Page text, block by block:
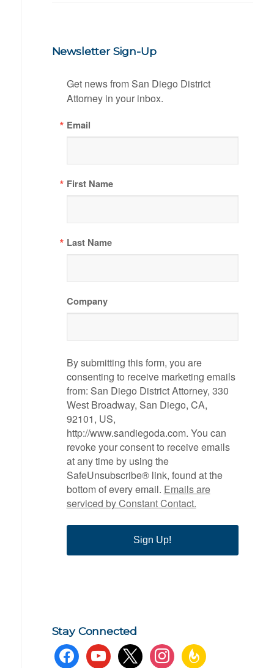
Newsletter Sign-Up
Get news from San Diego District
Attorney in your inbox.
Email
First Name
Last Name
Company
By submitting this form, you are
consenting to receive marketing emails
from: San Diego District Attorney, 330
West Broadway, San Diego, CA,
92101, US,
http://www.sandiegoda.com. You can
revoke your consent to receive emails
at any time by using the
SafeUnsubscribe® link, found at the
bottom of every email. Emails are
serviced by Constant Contact.
Sign Up!
Stay Connected
facebookyoutube x instagramfeedburner